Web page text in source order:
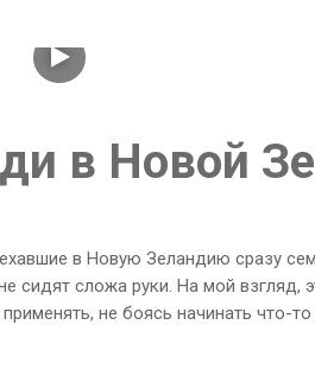
в Новой
в Новую Зеландию сразу
сидят сложа руки. На мой взгляд,
не боясь начинать что-